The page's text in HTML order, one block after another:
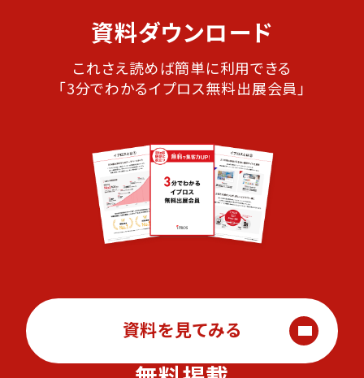
資料ダウンロード
これさえ読めば簡単に利用できる
「3分でわかるイプロス無料出展会員」
資料を見てみる